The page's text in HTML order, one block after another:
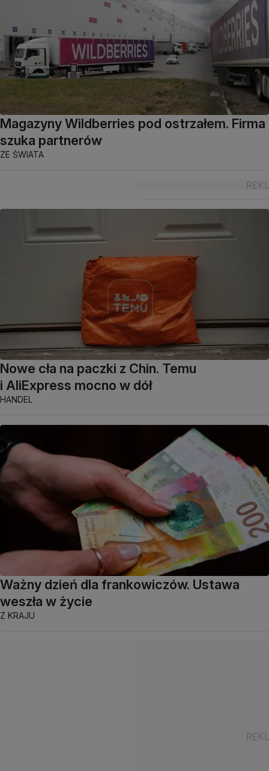
Magazyny Wildberries pod ostrzałem. Firma
szuka partnerów
ZE ŚWIATA
Nowe cła na paczki z Chin. Temu
i AliExpress mocno w dół
HANDEL
Ważny dzień dla frankowiczów. Ustawa
weszła w życie
Z KRAJU